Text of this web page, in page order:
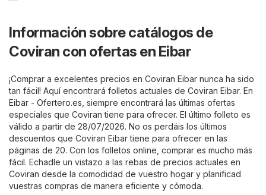
Información sobre catálogos de
Coviran con ofertas en Eibar
¡Comprar a excelentes precios en Coviran Eibar nunca ha sido
tan fácil! Aquí encontrará folletos actuales de Coviran Eibar. En
Eibar - Ofertero.es , siempre encontrará las últimas ofertas
especiales que Coviran tiene para ofrecer. El último folleto es
válido a partir de 28/07/2026. No os perdáis los últimos
descuentos que Coviran Eibar tiene para ofrecer en las
páginas de 20. Con los folletos online, comprar es mucho más
fácil. Echadle un vistazo a las rebas de precios actuales en
Coviran desde la comodidad de vuestro hogar y planificad
vuestras compras de manera eficiente y cómoda.